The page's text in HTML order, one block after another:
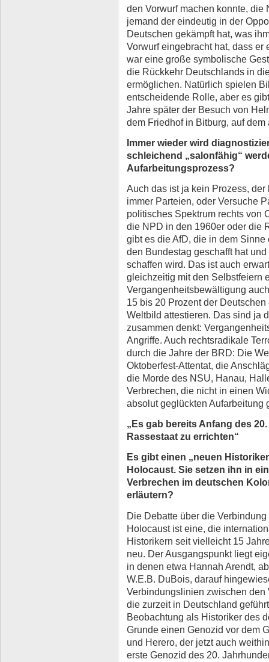
den Vorwurf machen konnte, die
jemand der eindeutig in der
Deutschen gekämpft hat, was
Vorwurf eingebracht hat, dass
war eine große symbolische
die Rückkehr Deutschlands in
ermöglichen. Natürlich spielen
entscheidende Rolle, aber es
Jahre später der Besuch von
dem Friedhof in Bitburg, auf
Immer wieder wird
schleichend „salonfähig“
Aufarbeitungsprozess?
Auch das ist ja kein Prozess,
immer Parteien, oder Versuche
politisches Spektrum rechts von
die NPD in den 1960er oder die
gibt es die AfD, die in dem
den Bundestag geschafft hat
schaffen wird. Das ist auch
gleichzeitig mit den Selbstfeiern
Vergangenheitsbewältigung
15 bis 20 Prozent der
Weltbild attestieren. Das sind ja
zusammen denkt:
Angriffe. Auch rechtsradikale
durch die Jahre der BRD: Die
Oktoberfest-Attentat, die
die Morde des NSU, Hanau,
Verbrechen, die nicht in einen
absolut geglückten Aufarbeitung
„Es gab bereits Anfang des
Rassestaat zu errichten“
Es gibt einen „neuen
Holocaust. Sie setzen ihn in
Verbrechen im deutschen
erläutern?
Die Debatte über die
Holocaust ist eine, die
Historikern seit vielleicht 15
neu. Der Ausgangspunkt liegt
in denen etwa Hannah Arendt,
W.E.B. DuBois, darauf
Verbindungslinien zwischen
die zurzeit in Deutschland
Beobachtung als Historiker des
Grunde einen Genozid vor dem
und Herero, der jetzt auch
erste Genozid des 20.